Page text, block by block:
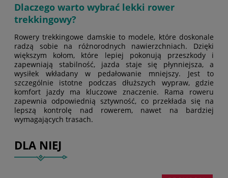
Dlaczego warto wybrać lekki rower
trekkingowy?
Rowery trekkingowe damskie to modele, które doskonale
radzą sobie na różnorodnych nawierzchniach. Dzięki
większym kołom, które lepiej pokonują przeszkody i
zapewniają stabilność, jazda staje się płynniejsza, a
wysiłek wkładany w pedałowanie mniejszy. Jest to
szczególnie istotne podczas dłuższych wypraw, gdzie
komfort jazdy ma kluczowe znaczenie. Rama roweru
zapewnia odpowiednią sztywność, co przekłada się na
lepszą kontrolę nad rowerem, nawet na bardziej
wymagających trasach.
DLA NIEJ